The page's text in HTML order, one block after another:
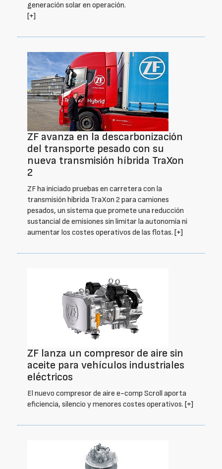
generación solar en operación.
[+]
ZF avanza en la descarbonización
del transporte pesado con su
nueva transmisión híbrida TraXon
2
ZF ha iniciado pruebas en carretera con la
transmisión híbrida TraXon 2 para camiones
pesados, un sistema que promete una reducción
sustancial de emisiones sin limitar la autonomía ni
aumentar los costes operativos de las flotas. [+]
ZF lanza un compresor de aire sin
aceite para vehículos industriales
eléctricos
El nuevo compresor de aire e-comp Scroll aporta
eficiencia, silencio y menores costes operativos. [+]